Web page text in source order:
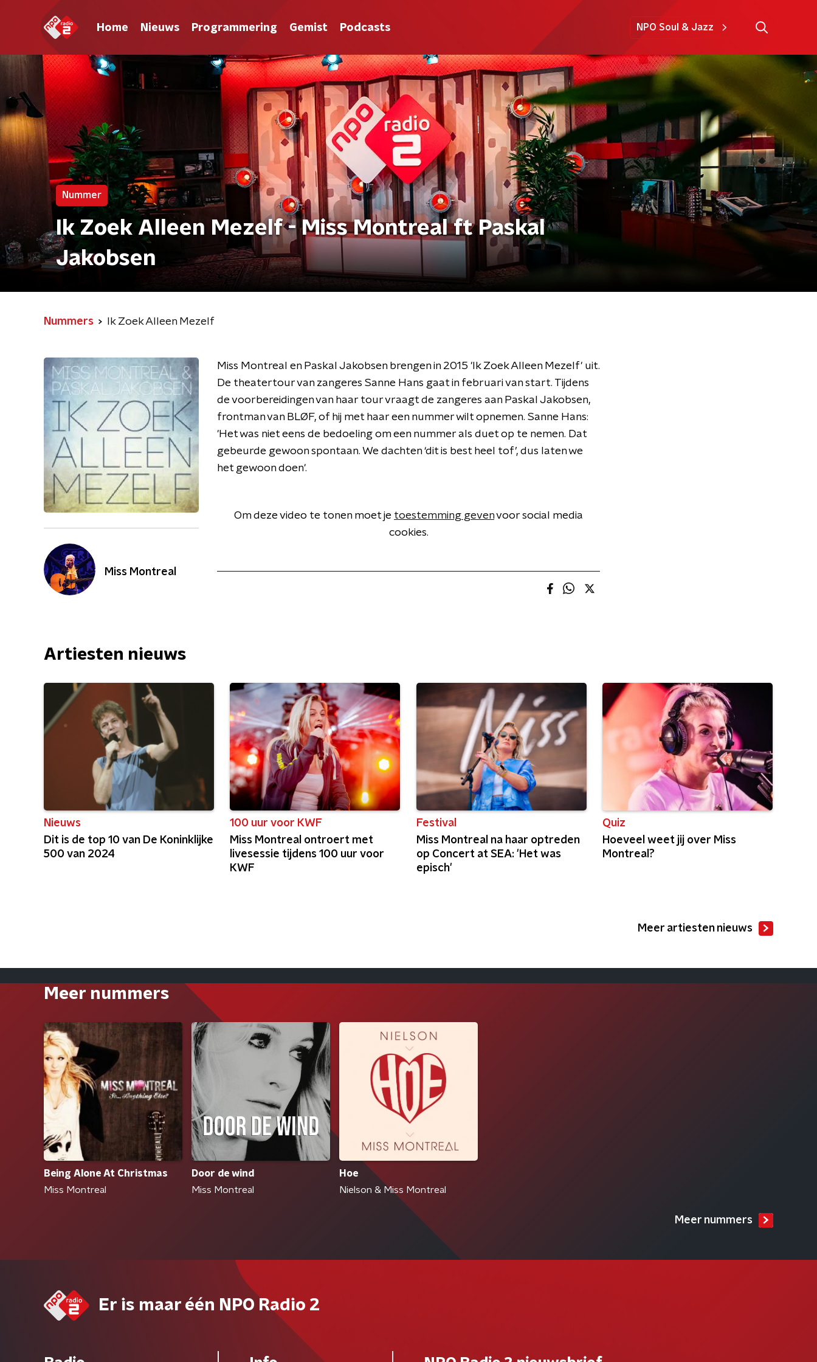
Home Nieuws Programmering Gemist Podcasts NPO Soul & Jazz
Nummer
Ik Zoek Alleen Mezelf - Miss Montreal ft Paskal
Jakobsen
Nummers Ik Zoek Alleen Mezelf
Miss Montreal
Miss Montreal en Paskal Jakobsen brengen in 2015 'Ik Zoek Alleen Mezelf' uit.
De theatertour van zangeres Sanne Hans gaat in februari van start. Tijdens
de voorbereidingen van haar tour vraagt de zangeres aan Paskal Jakobsen,
frontman van BLØF, of hij met haar een nummer wilt opnemen. Sanne Hans:
'Het was niet eens de bedoeling om een nummer als duet op te nemen. Dat
gebeurde gewoon spontaan. We dachten ‘dit is best heel tof’, dus laten we
het gewoon doen'.
Om deze video te tonen moet je toestemming gevenvoor social media
cookies.
Artiesten nieuws
Nieuws
Dit is de top 10 van De Koninklijke
500 van 2024
100 uur voor KWF
Miss Montreal ontroert met
livesessie tijdens 100 uur voor
KWF
Festival
Miss Montreal na haar optreden
op Concert at SEA: 'Het was
episch'
Quiz
Hoeveel weet jij over Miss
Montreal?
Meer artiesten nieuws
Meer nummers
Being Alone At Christmas
Miss Montreal
Door de wind
Miss Montreal
Hoe
Nielson & Miss Montreal
Meer nummers
Er is maar één NPO Radio 2